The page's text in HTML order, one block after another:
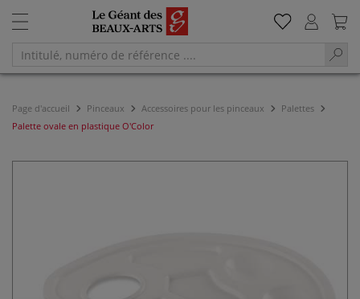
Page d'accueil Pinceaux Accessoires pour les pinceaux
Palettes
Palette ovale en plastique O'Color